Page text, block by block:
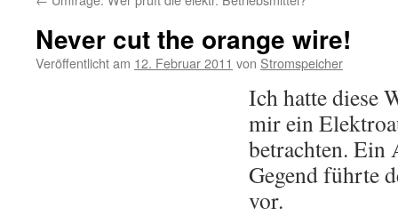
Never cut the orange wire!
Veröffentlicht am 12. Februar 2011 von Stromspeicher
Ich hatte diese
mir ein
betrachten. Ein
Gegend führte
vor.